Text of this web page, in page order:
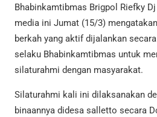
Bhabinkamtibmas Brigpol Riefky
media ini Jumat (15/3)
berkah yang aktif dijalankan
selaku Bhabinkamtibmas untuk
silaturahmi dengan masyarakat.
Silaturahmi kali ini dilaksanakan
binaannya didesa salletto secara